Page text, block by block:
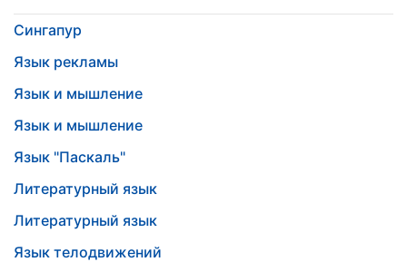
Сингапур
Язык рекламы
Язык и мышление
Язык и мышление
Язык "Паскаль"
Литературный язык
Литературный язык
Язык телодвижений